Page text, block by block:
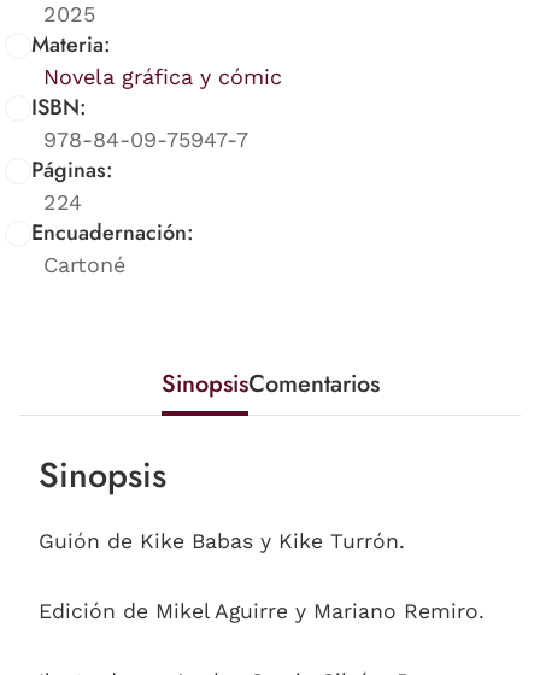
2025
Materia:
Novela gráfica y cómic
ISBN:
978-84-09-75947-7
Páginas:
224
Encuadernación:
Cartoné
SinopsisComentarios
Sinopsis
Guión de Kike Babas y Kike Turrón.
Edición de Mikel Aguirre y Mariano Remiro.